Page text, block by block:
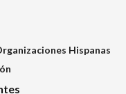
Hispanas